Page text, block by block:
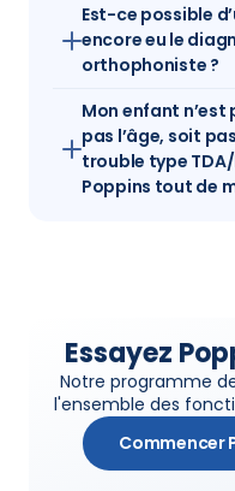
Est-ce possible
encore eu le
orthophoniste ?
Mon enfant n’est
pas l’âge, soit
trouble type
Poppins tout de
Essayez
Notre programme
l'ensemble des
Commencer